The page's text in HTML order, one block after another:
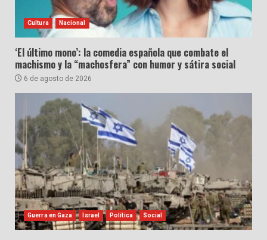
Cultura Nacional
‘El último mono’: la comedia española que combate el
machismo y la “machosfera” con humor y sátira social
6 de agosto de 2026
Guerra en Gaza Israel Política Social